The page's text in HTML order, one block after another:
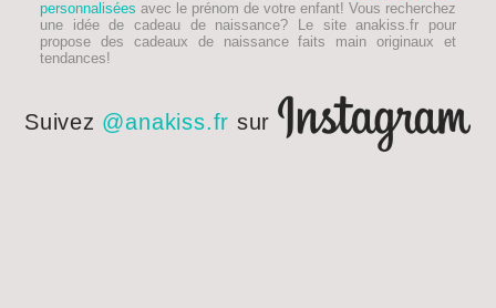
personnalisées avec le prénom de votre enfant! Vous recherchez
une idée de cadeau de naissance? Le site anakiss.fr pour
propose des cadeaux de naissance faits main originaux et
tendances!
Suivez @anakiss.fr sur